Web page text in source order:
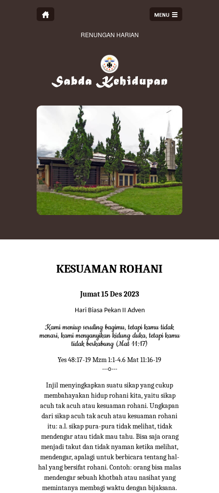
RENUNGAN HARIAN
KESUAMAN ROHANI
Jumat 15 Des 2023
Hari Biasa Pekan II Adven
Kami meniup seruling bagimu, tetapi kamu tidak
menari, kami menyanyikan kidung duka, tetapi kamu
tidak berkabung (Mat 11:17)
Yes 48:17-19 Mzm 1:1-4.6 Mat 11:16-19
---o---
Injil menyingkapkan suatu sikap yang cukup
membahayakan hidup rohani kita, yaitu sikap
acuh tak acuh atau kesuaman rohani. Ungkapan
dari sikap acuh tak acuh atau kesuaman rohani
itu: a.l. sikap pura-pura tidak melihat, tidak
mendengar atau tidak mau tahu. Bisa saja orang
menjadi takut dan tidak nyaman ketika melihat,
mendengar, apalagi untuk berbicara tentang hal-
hal yang bersifat rohani. Contoh: orang bisa malas
mendengar sebuah khotbah atau nasihat yang
memintanya membagi waktu dengan bijaksana.